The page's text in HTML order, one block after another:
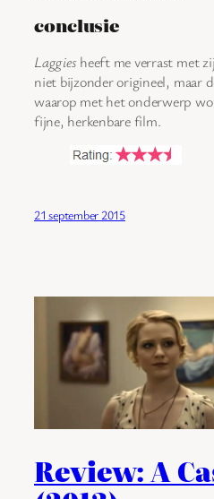
conclusie
Laggies heeft me verrast met
niet bijzonder origineel, maar
waarop met het onderwerp
fijne, herkenbare film.
21 september 2015
Review: A